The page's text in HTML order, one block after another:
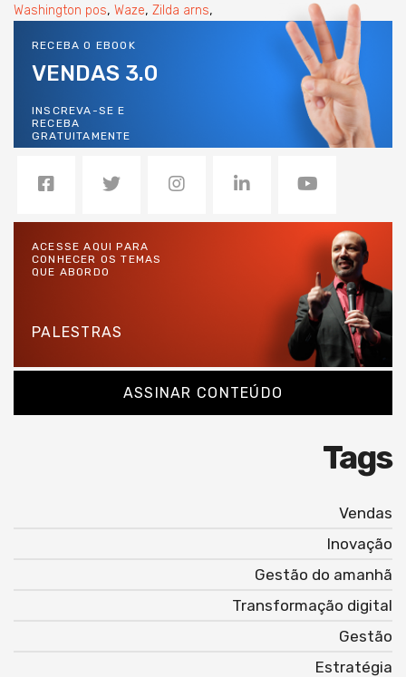
Washington pos, Waze, Zilda arns,
RECEBA O EBOOK
VENDAS 3.0
INSCREVA-SE E
RECEBA
GRATUITAMENTE
ACESSE AQUI PARA
CONHECER OS TEMAS
QUE ABORDO
PALESTRAS
ASSINAR CONTEÚDO
Tags
Vendas
Inovação
Gestão do amanhã
Transformação digital
Gestão
Estratégia